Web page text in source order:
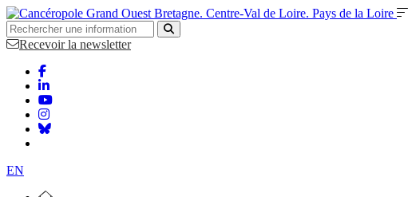
Bretagne. Centre-Val de Loire. Pays de la Loire
Recevoir la newsletter
EN